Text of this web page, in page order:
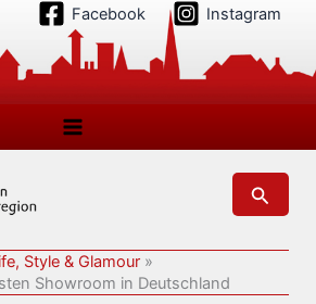
Facebook Instagram
Suchen
Style & Glamour
Showroom in Deutschland